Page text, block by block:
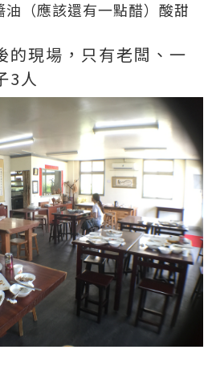
（應該還有一點醋）酸甜
的現場，只有老闆、一
3人